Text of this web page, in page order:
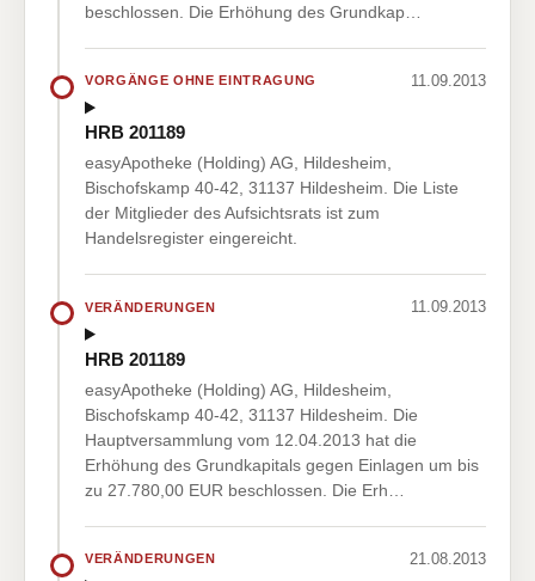
beschlossen. Die Erhöhung des Grundkap…
VORGÄNGE OHNE EINTRAGUNG 11.09.2013
HRB 201189
easyApotheke (Holding) AG, Hildesheim,
Bischofskamp 40-42, 31137 Hildesheim. Die Liste
der Mitglieder des Aufsichtsrats ist zum
Handelsregister eingereicht.
VERÄNDERUNGEN 11.09.2013
HRB 201189
easyApotheke (Holding) AG, Hildesheim,
Bischofskamp 40-42, 31137 Hildesheim. Die
Hauptversammlung vom 12.04.2013 hat die
Erhöhung des Grundkapitals gegen Einlagen um bis
zu 27.780,00 EUR beschlossen. Die Erh…
VERÄNDERUNGEN 21.08.2013